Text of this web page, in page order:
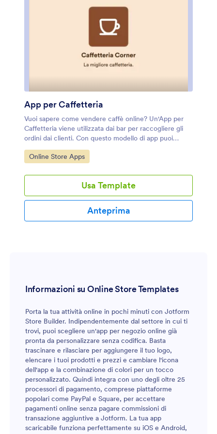
App per Caffetteria
Vuoi sapere come vendere caffè online? Un'App per
Caffetteria viene utilizzata dai bar per raccogliere gli
ordini dai clienti. Con questo modello di app puoi
creare un menù online con miniature, descrizioni e
prezzi dei prodotti e i clienti possono effettuare ordini
preferito. Puoi anche includere facilmente sconti sugli
articoli, testimonianze dei clienti, posizione e contatti,
nonché link ai social media. Gli ordini vengono
immediatamente sincronizzati con il tuo account
Jotform sicuro, a cui i baristi possono accedere da un
modificare gli elementi del modulo, scegliere
combinazioni di colori personalizzate per abbinarle al
integrazioni di pagamento e altro ancora. Una volta
che sei soddisfatto dell'aspetto del tuo menù online,
puoi condividere la tua app con i clienti incorporandola
nel tuo sito web o generando un codice QR
personalizzato da appendere alla vetrina del tuo locale.
Offri ai tuoi clienti la possibilità di ordinare in anticipo
da qualsiasi dispositivo e Vendere Caffè Online con
questa App per Caffetteria di Jotform.
Vai alla Categoria:
Online Store Apps
Usa Template
Anteprima
Informazioni su Online Store Templates
Porta la tua attività online in pochi minuti con Jotform
Store Builder. Indipendentemente dal settore in cui ti
trovi, puoi scegliere un'app per negozio online già
pronta da personalizzare senza codifica. Basta
trascinare e rilasciare per aggiungere il tuo logo,
elencare i tuoi prodotti e prezzi e cambiare l'icona
dell'app e la combinazione di colori per un tocco
personalizzato. Quindi integra con uno degli oltre 25
processori di pagamento, comprese piattaforme
popolari come PayPal e Square, per accettare
pagamenti online senza pagare commissioni di
transazione aggiuntive a Jotform. La tua app
scaricabile funziona perfettamente su iOS e Android,